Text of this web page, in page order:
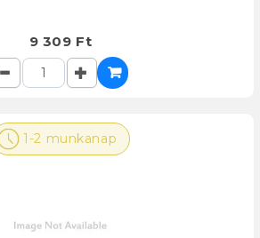
9 309 Ft
1-2 munkanap